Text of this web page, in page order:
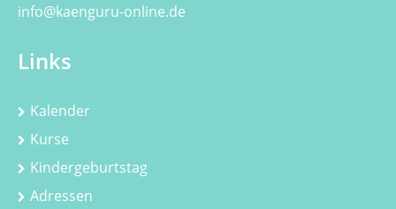
info@kaenguru-online.de
Links
Kalender
Kurse
Kindergeburtstag
Adressen